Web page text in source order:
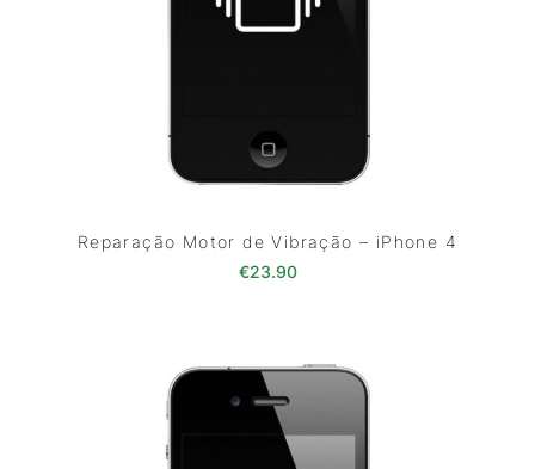
Reparação Motor de Vibração – iPhone 4
€23.90